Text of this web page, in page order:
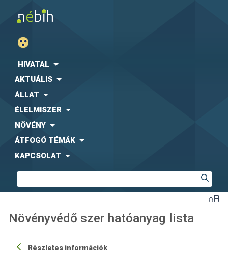
HIVATAL
AKTUÁLIS
ÁLLAT
ÉLELMISZER
NÖVÉNY
ÁTFOGÓ TÉMÁK
KAPCSOLAT
Növényvédő szer hatóanyag lista
Részletes információk